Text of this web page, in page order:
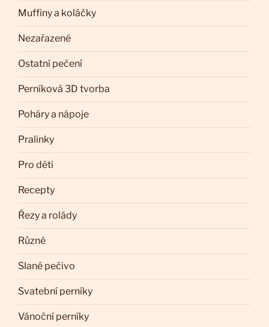
Muffiny a koláčky
Nezařazené
Ostatní pečení
Perníková 3D tvorba
Poháry a nápoje
Pralinky
Pro děti
Recepty
Řezy a rolády
Různé
Slané pečivo
Svatební perníky
Vánoční perníky